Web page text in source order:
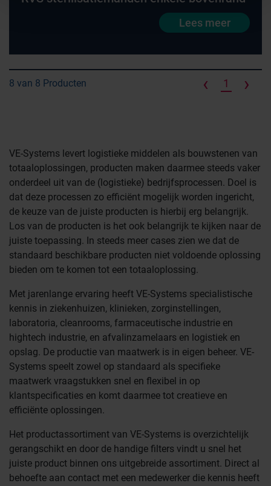
Lees meer
8 van 8 Producten ‹ 1 ›
VE-Systems levert logistieke middelen als bouwstenen van
totaaloplossingen, producten maken daarmee steeds vaker
onderdeel uit van de (logistieke) bedrijfsprocessen. Doel is
dat deze processen zo efficiënt mogelijk worden ingericht,
de keuze van de juiste producten is hierbij erg belangrijk.
Los van de producten is het ook belangrijk te kijken naar de
juiste toepassing. In steeds meer cases zien we dat de
standaard beschikbare producten niet voldoende oplossing
bieden om te komen tot een totaaloplossing.
Met jarenlange ervaring heeft VE-Systems specialistische
kennis in ziekenhuizen, klinieken, zorginstellingen,
laboratoria, cleanrooms, farmaceutische industrie en
hightech industrie, en afvalinzamelaars en logistiek en
opslag. De productie van maatwerk is in eigen beheer. VE-
Systems speelt zowel op standaard als specifieke
maatwerk vraagstukken snel en flexibel in op
klantspecificaties en komt daarmee tot creatieve en
efficiënte oplossingen.
Het productassortiment van VE-Systems is overzichtelijk
gerangschikt en door de handige filters vindt u snel het
juiste product binnen ons uitgebreide assortiment. Direct al
behoefte aan contact met een medewerker die kennis heeft